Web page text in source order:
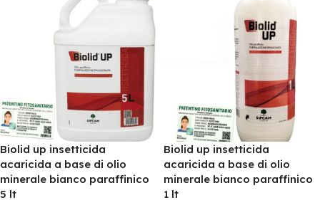
Biolid up insetticida
acaricida a base di olio
minerale bianco paraffinico
5 lt
Biolid up insetticida
acaricida a base di olio
minerale bianco paraffinico
1 lt